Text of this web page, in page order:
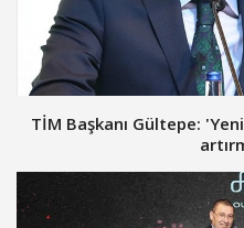
TİM Başkanı Gültepe: